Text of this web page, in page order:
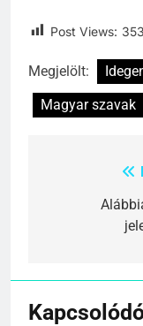
Post Views: 353
Megjelölt:
Magyar szavak
Bejegyzés
navigáció